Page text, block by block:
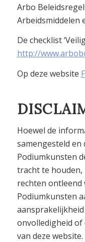
Arbo
Arbeidsmiddelen
De checklist
http://
Op deze website
Hoewel de
samengesteld en
Podiumkunsten
tracht te houden,
rechten ontleend
Podiumkunsten
onvolledigheid
van deze